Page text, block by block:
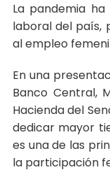
La pandemia
laboral del país,
al empleo
En una
Banco Central,
Hacienda del
dedicar mayor
es una de las
la participación